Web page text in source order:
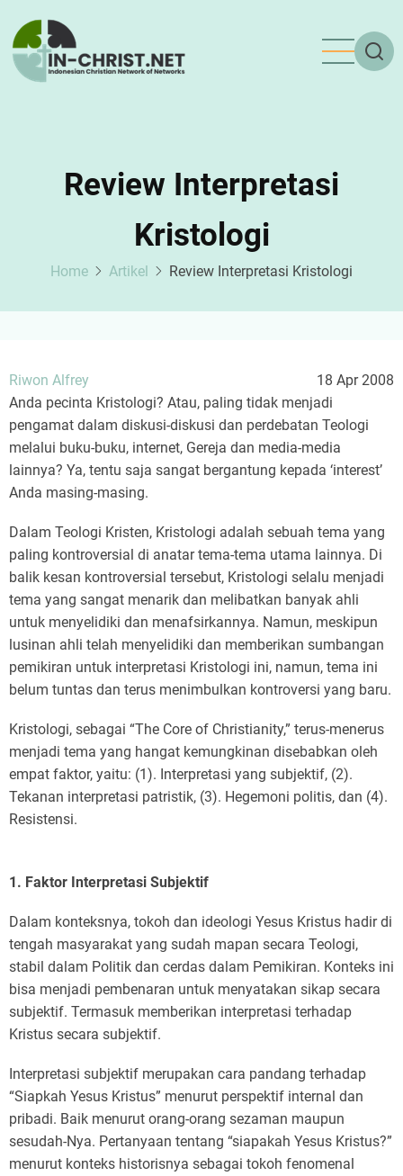
main
content
Review Interpretasi
Kristologi
Home Artikel Review Interpretasi Kristologi
Riwon Alfrey
18 Apr 2008
Anda pecinta Kristologi? Atau, paling tidak menjadi
pengamat dalam diskusi-diskusi dan perdebatan Teologi
melalui buku-buku, internet, Gereja dan media-media
lainnya? Ya, tentu saja sangat bergantung kepada ‘interest’
Anda masing-masing.
Dalam Teologi Kristen, Kristologi adalah sebuah tema yang
paling kontroversial di anatar tema-tema utama lainnya. Di
balik kesan kontroversial tersebut, Kristologi selalu menjadi
tema yang sangat menarik dan melibatkan banyak ahli
untuk menyelidiki dan menafsirkannya. Namun, meskipun
lusinan ahli telah menyelidiki dan memberikan sumbangan
pemikiran untuk interpretasi Kristologi ini, namun, tema ini
belum tuntas dan terus menimbulkan kontroversi yang baru.
Kristologi, sebagai “The Core of Christianity,” terus-menerus
menjadi tema yang hangat kemungkinan disebabkan oleh
empat faktor, yaitu: (1). Interpretasi yang subjektif, (2).
Tekanan interpretasi patristik, (3). Hegemoni politis, dan (4).
Resistensi.
1. Faktor Interpretasi Subjektif
Dalam konteksnya, tokoh dan ideologi Yesus Kristus hadir di
tengah masyarakat yang sudah mapan secara Teologi,
stabil dalam Politik dan cerdas dalam Pemikiran. Konteks ini
bisa menjadi pembenaran untuk menyatakan sikap secara
subjektif. Termasuk memberikan interpretasi terhadap
Kristus secara subjektif.
Interpretasi subjektif merupakan cara pandang terhadap
“Siapkah Yesus Kristus” menurut perspektif internal dan
pribadi. Baik menurut orang-orang sezaman maupun
sesudah-Nya. Pertanyaan tentang “siapakah Yesus Kristus?”
menurut konteks historisnya sebagai tokoh fenomenal